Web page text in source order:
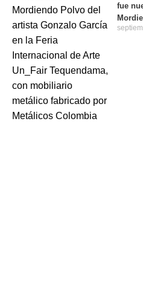
fue